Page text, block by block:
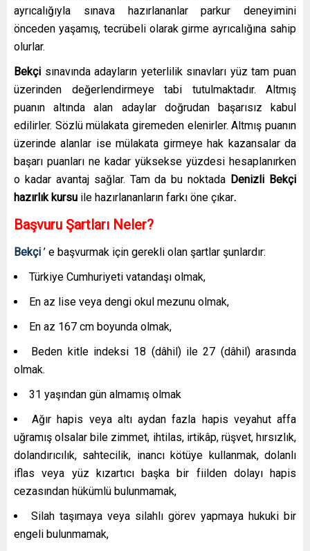
ayrıcalığıyla sınava hazırlananlar parkur deneyimini
önceden yaşamış, tecrübeli olarak girme ayrıcalığına sahip
olurlar.
Bekçi sınavında adayların yeterlilik sınavları yüz tam puan
üzerinden değerlendirmeye tabi tutulmaktadır. Altmış
puanın altında alan adaylar doğrudan başarısız kabul
edilirler. Sözlü mülakata giremeden elenirler. Altmış puanın
üzerinde alanlar ise mülakata girmeye hak kazansalar da
başarı puanları ne kadar yüksekse yüzdesi hesaplanırken
o kadar avantaj sağlar. Tam da bu noktada Denizli Bekçi
hazırlık kursu ile hazırlananların farkı öne çıkar.
Başvuru Şartları Neler?
Bekçi ’ e başvurmak için gerekli olan şartlar şunlardır:
Türkiye Cumhuriyeti vatandaşı olmak,
En az lise veya dengi okul mezunu olmak,
En az 167 cm boyunda olmak,
Beden kitle indeksi 18 (dâhil) ile 27 (dâhil) arasında
olmak.
31 yaşından gün almamış olmak
Ağır hapis veya altı aydan fazla hapis veyahut affa
uğramış olsalar bile zimmet, ihtilas, irtikâp, rüşvet, hırsızlık,
dolandırıcılık, sahtecilik, inancı kötüye kullanmak, dolanlı
iflas veya yüz kızartıcı başka bir fiilden dolayı hapis
cezasından hükümlü bulunmamak,
Silah taşımaya veya silahlı görev yapmaya hukuki bir
engeli bulunmamak,